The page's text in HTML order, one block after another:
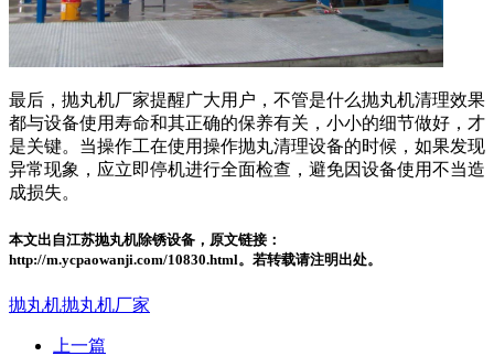
最后，抛丸机厂家提醒广大用户，不管是什么抛丸机清理效果
都与设备使用寿命和其正确的保养有关，小小的细节做好，才
是关键。当操作工在使用操作抛丸清理设备的时候，如果发现
异常现象，应立即停机进行全面检查，避免因设备使用不当造
成损失。
本文出自江苏抛丸机除锈设备，原文链接：
http://m.ycpaowanji.com/10830.html。若转载请注明出处。
抛丸机抛丸机厂家
上一篇